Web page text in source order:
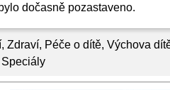
, Zdraví, Péče o dítě, Výchova
Speciály
dočasně pozastaveno.